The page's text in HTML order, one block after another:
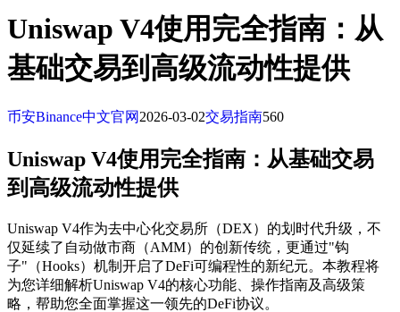
Uniswap V4使用完全指南：从
基础交易到高级流动性提供
币安Binance中文官网 2026-03-02交易指南560
Uniswap V4使用完全指南：从基础交易
到高级流动性提供
Uniswap V4作为去中心化交易所（DEX）的划时代升级，不
仅延续了自动做市商（AMM）的创新传统，更通过"钩
子"（Hooks）机制开启了DeFi可编程性的新纪元。本教程将
为您详细解析Uniswap V4的核心功能、操作指南及高级策
略，帮助您全面掌握这一领先的DeFi协议。